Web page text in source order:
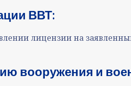
ВВТ:
лицензии на
вооружения и